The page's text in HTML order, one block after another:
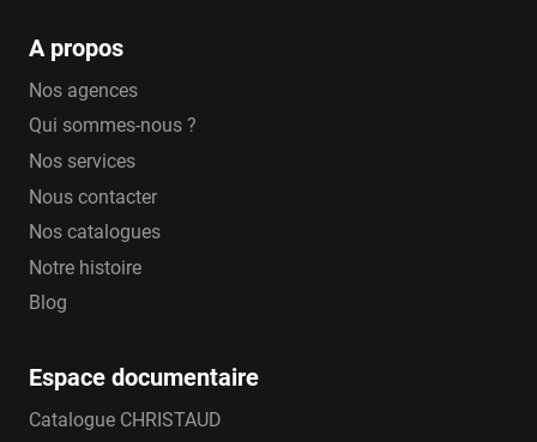
A propos
Nos agences
Qui sommes-nous ?
Nos services
Nous contacter
Nos catalogues
Notre histoire
Blog
Espace documentaire
Catalogue CHRISTAUD